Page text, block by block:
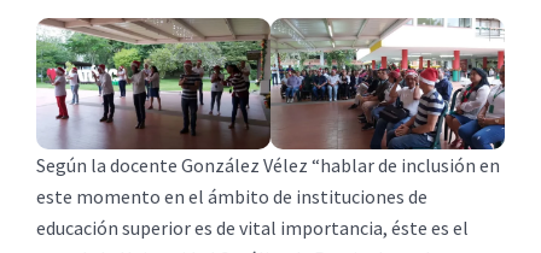
Según la docente González Vélez “hablar de inclusión en
este momento en el ámbito de instituciones de
educación superior es de vital importancia, éste es el